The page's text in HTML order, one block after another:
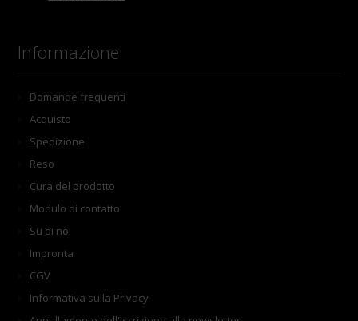
Informazione
Domande frequenti
Acquisto
Spedizione
Reso
Cura del prodotto
Modulo di contatto
Su di noi
Impronta
CGV
Informativa sulla Privacy